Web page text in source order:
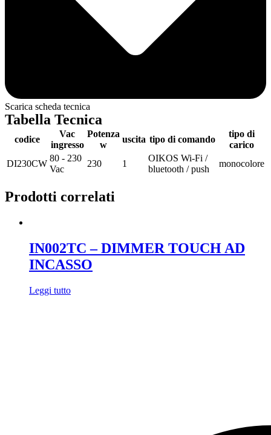
Scarica scheda tecnica
Tabella Tecnica
codice
Vac
ingresso
Potenza
w
uscita tipo di comando
tipo di
carico
DI230CW
80 - 230
Vac
230 1
OIKOS Wi-Fi /
bluetooth / push
monocolore
Prodotti correlati
IN002TC – DIMMER TOUCH AD
INCASSO
Leggi tutto